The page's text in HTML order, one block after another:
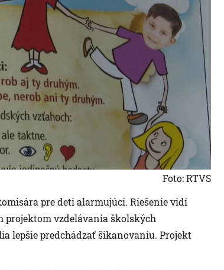
Foto: RTVS
pre deti alarmujúci. Riešenie vidí
projektom vzdelávania školských
lepšie predchádzať šikanovaniu. Projekt